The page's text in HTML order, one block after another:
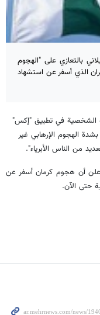
بالتعازي على "الهجوم
الذي أسفر عن استشهاد
الشخصية في تطبيق "إكس"
بشدة الهجوم الإرهابي غير
من الناس الأبرياء".
أن هجوم كرمان أسفر عن